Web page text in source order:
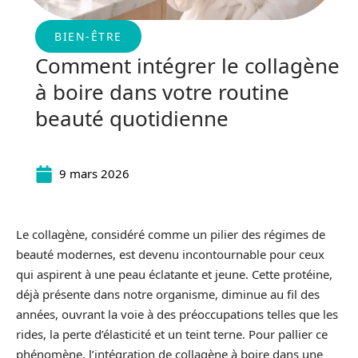
BIEN-ÊTRE
Comment intégrer le collagène
à boire dans votre routine
beauté quotidienne
9 mars 2026
Le collagène, considéré comme un pilier des régimes de
beauté modernes, est devenu incontournable pour ceux
qui aspirent à une peau éclatante et jeune. Cette protéine,
déjà présente dans notre organisme, diminue au fil des
années, ouvrant la voie à des préoccupations telles que les
rides, la perte d’élasticité et un teint terne. Pour pallier ce
phénomène, l’intégration de collagène à boire dans une